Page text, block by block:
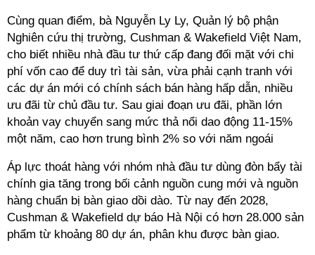
Cùng quan điểm, bà Nguyễn Ly Ly, Quản lý bộ phận
Nghiên cứu thị trường, Cushman & Wakefield Việt Nam,
cho biết nhiều nhà đầu tư thứ cấp đang đối mặt với chi
phí vốn cao để duy trì tài sản, vừa phải cạnh tranh với
các dự án mới có chính sách bán hàng hấp dẫn, nhiều
ưu đãi từ chủ đầu tư. Sau giai đoạn ưu đãi, phần lớn
khoản vay chuyển sang mức thả nổi dao động 11-15%
một năm, cao hơn trung bình 2% so với năm ngoái
Áp lực thoát hàng với nhóm nhà đầu tư dùng đòn bẩy tài
chính gia tăng trong bối cảnh nguồn cung mới và nguồn
hàng chuẩn bị bàn giao dồi dào. Từ nay đến 2028,
Cushman & Wakefield dự báo Hà Nội có hơn 28.000 sản
phẩm từ khoảng 80 dự án, phân khu được bàn giao.